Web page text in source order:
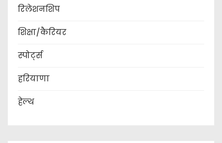
रिलेशनशिप
शिक्षा/कैरियर
स्पोर्ट्स
हरियाणा
हेल्थ